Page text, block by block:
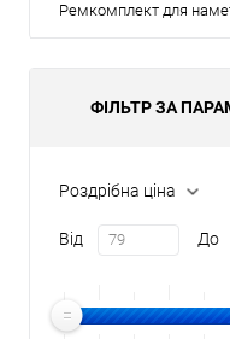
Ремкомплект для
ФІЛЬТР ЗА
Роздрібна ціна
Від До